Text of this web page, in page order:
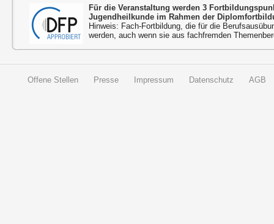
Für die Veranstaltung werden 3
Jugendheilkunde im Rahmen der
Hinweis: Fach-Fortbildung, die für die
werden, auch wenn sie aus fachfremden
Offene Stellen Presse Impressum Datenschutz AGB